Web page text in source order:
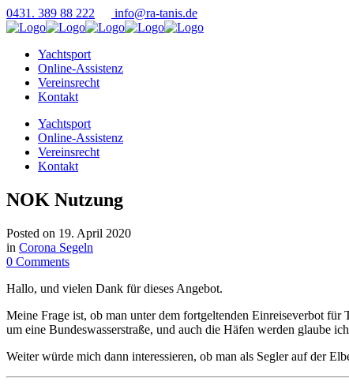
0431. 389 88 222 info@ra-tanis.de
Yachtsport
Online-Assistenz
Vereinsrecht
Kontakt
Yachtsport
Online-Assistenz
Vereinsrecht
Kontakt
NOK Nutzung
Posted on 19. April 2020
in Corona Segeln
0 Comments
Hallo, und vielen Dank für dieses Angebot.
Meine Frage ist, ob man unter dem fortgeltenden Einreiseverbot
um eine Bundeswasserstraße, und auch die Häfen werden glaube
Weiter würde mich dann interessieren, ob man als Segler auf der